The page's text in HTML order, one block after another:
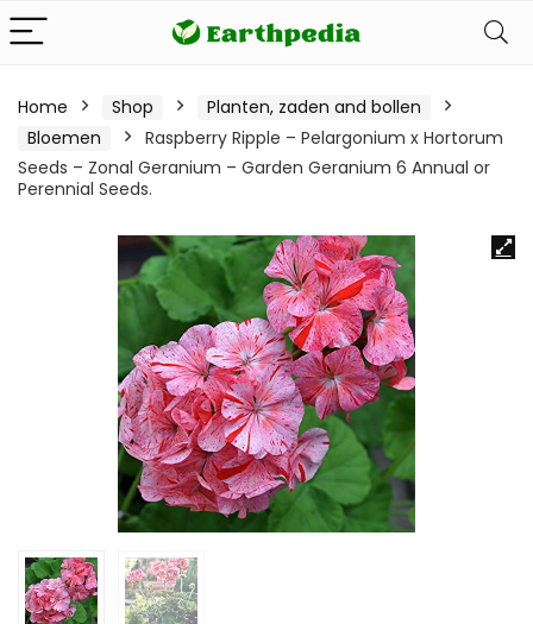
Home Shop
Planten, zaden and bollen
Bloemen
Raspberry Ripple – Pelargonium x Hortorum
Seeds – Zonal Geranium – Garden Geranium 6 Annual or
Perennial Seeds.